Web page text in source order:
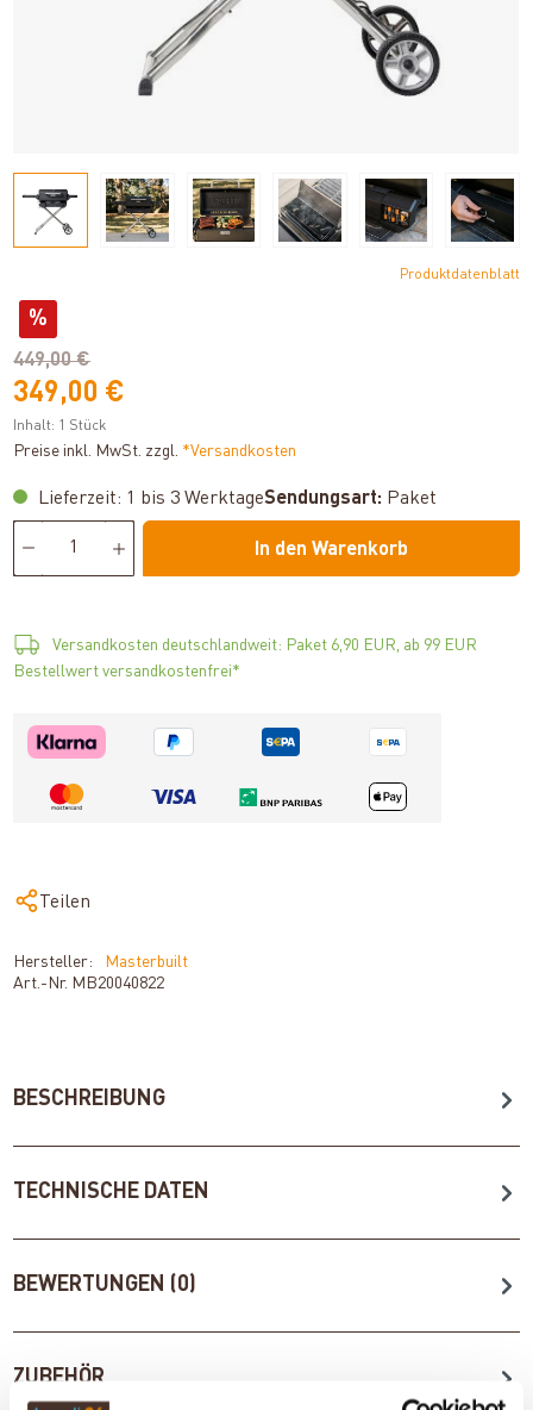
Produktdatenblatt
%
449,00 €
349,00 €
Inhalt: 1 Stück
Preise inkl. MwSt. zzgl. *Versandkosten
Lieferzeit: 1 bis 3 WerktageSendungsart: Paket
In den Warenkorb
Versandkosten deutschlandweit: Paket 6,90 EUR, ab 99 EUR
Bestellwert versandkostenfrei*
Teilen
Hersteller:
Masterbuilt
Art.-Nr. MB20040822
BESCHREIBUNG
TECHNISCHE DATEN
BEWERTUNGEN (0)
ZUBEHÖR